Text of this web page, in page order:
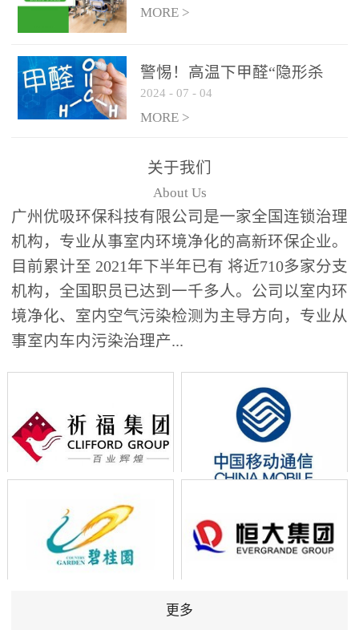
内空气质量管理通知
MORE >
警惕！高温下甲醛“隐形杀
手”来袭，你的家安全吗？
2024 - 07 - 04
MORE >
关于我们
About Us
广州优吸环保科技有限公司是一家全国连锁治理
机构，专业从事室内环境净化的高新环保企业。
目前累计至 2021年下半年已有 将近710多家分支
机构，全国职员已达到一千多人。公司以室内环
境净化、室内空气污染检测为主导方向，专业从
事室内车内污染治理产...
更多